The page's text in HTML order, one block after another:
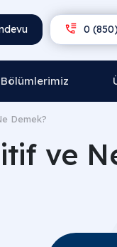
0
Bölümlerimiz
Demek?
ve